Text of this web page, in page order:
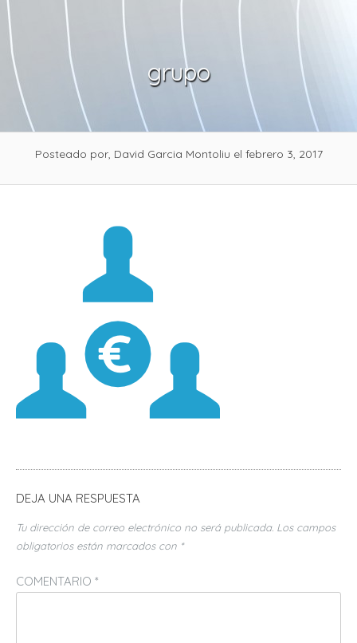
Skip
to
content
grupo
Posteado por, David Garcia Montoliu el febrero 3, 2017
DEJA UNA RESPUESTA
Tu dirección de correo electrónico no será publicada. Los campos
obligatorios están marcados con *
COMENTARIO *